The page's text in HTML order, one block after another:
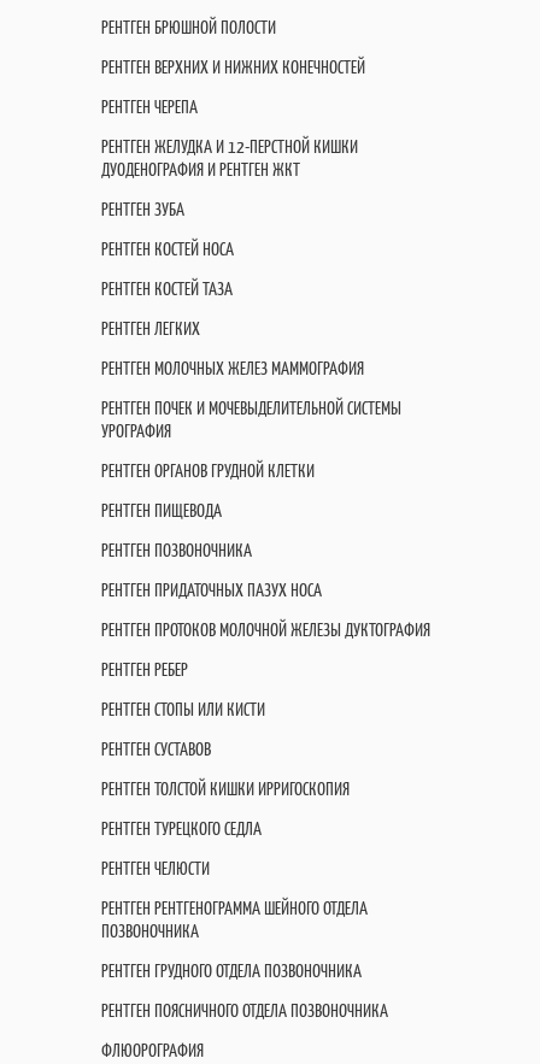
РЕНТГЕН БРЮШНОЙ ПОЛОСТИ
РЕНТГЕН ВЕРХНИХ И НИЖНИХ КОНЕЧНОСТЕЙ
РЕНТГЕН ЧЕРЕПА
РЕНТГЕН ЖЕЛУДКА И 12-ПЕРСТНОЙ КИШКИ
ДУОДЕНОГРАФИЯ И РЕНТГЕН ЖКТ
РЕНТГЕН ЗУБА
РЕНТГЕН КОСТЕЙ НОСА
РЕНТГЕН КОСТЕЙ ТАЗА
РЕНТГЕН ЛЕГКИХ
РЕНТГЕН МОЛОЧНЫХ ЖЕЛЕЗ МАММОГРАФИЯ
РЕНТГЕН ПОЧЕК И МОЧЕВЫДЕЛИТЕЛЬНОЙ СИСТЕМЫ
УРОГРАФИЯ
РЕНТГЕН ОРГАНОВ ГРУДНОЙ КЛЕТКИ
РЕНТГЕН ПИЩЕВОДА
РЕНТГЕН ПОЗВОНОЧНИКА
РЕНТГЕН ПРИДАТОЧНЫХ ПАЗУХ НОСА
РЕНТГЕН ПРОТОКОВ МОЛОЧНОЙ ЖЕЛЕЗЫ ДУКТОГРАФИЯ
РЕНТГЕН РЕБЕР
РЕНТГЕН СТОПЫ ИЛИ КИСТИ
РЕНТГЕН СУСТАВОВ
РЕНТГЕН ТОЛСТОЙ КИШКИ ИРРИГОСКОПИЯ
РЕНТГЕН ТУРЕЦКОГО СЕДЛА
РЕНТГЕН ЧЕЛЮСТИ
РЕНТГЕН РЕНТГЕНОГРАММА ШЕЙНОГО ОТДЕЛА
ПОЗВОНОЧНИКА
РЕНТГЕН ГРУДНОГО ОТДЕЛА ПОЗВОНОЧНИКА
РЕНТГЕН ПОЯСНИЧНОГО ОТДЕЛА ПОЗВОНОЧНИКА
ФЛЮОРОГРАФИЯ